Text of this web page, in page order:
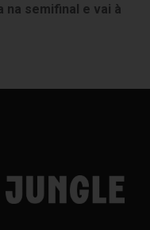
na semifinal e vai à